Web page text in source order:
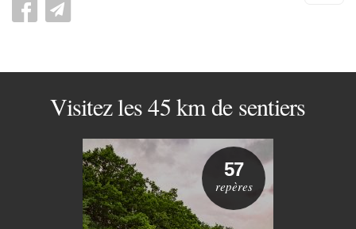
Visitez les 45 km de sentiers
57
repères